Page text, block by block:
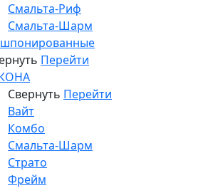
Смальта-Риф
Смальта-Шарм
Перейти
Свернуть Перейти
Вайт
Комбо
Смальта-Шарм
Страто
Фрейм